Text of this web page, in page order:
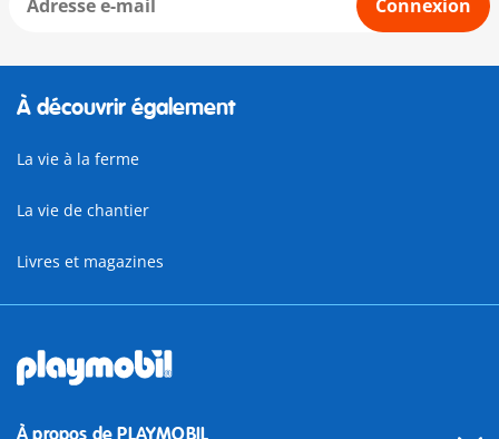
Connexion
À découvrir également
La vie à la ferme
La vie de chantier
Livres et magazines
À propos de PLAYMOBIL